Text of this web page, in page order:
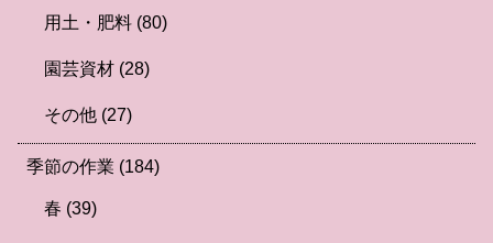
用土・肥料 (80)
園芸資材 (28)
その他 (27)
季節の作業 (184)
春 (39)